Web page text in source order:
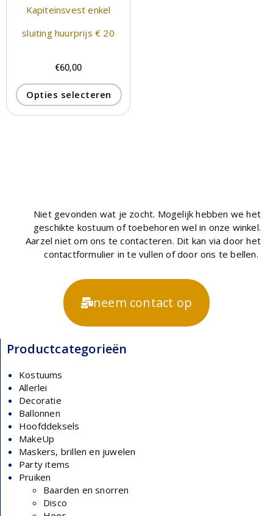
Kapiteinsvest enkel
sluiting huurprijs € 20
€60,00
Opties selecteren
Niet gevonden wat je zocht. Mogelijk hebben we het
geschikte kostuum of toebehoren wel in onze winkel.
Aarzel niet om ons te contacteren. Dit kan via door het
contactformulier in te vullen of door ons te bellen.
neem contact op
Productcategorieën
Kostuums
Allerlei
Decoratie
Ballonnen
Hoofddeksels
MakeUp
Maskers, brillen en juwelen
Party items
Pruiken
Baarden en snorren
Disco